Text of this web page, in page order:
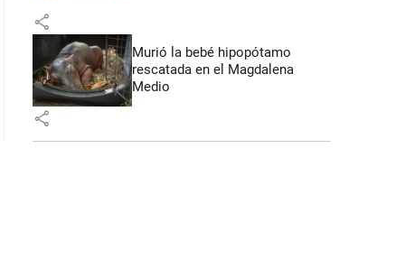
share
Murió la bebé hipopótamo
rescatada en el Magdalena
Medio
share